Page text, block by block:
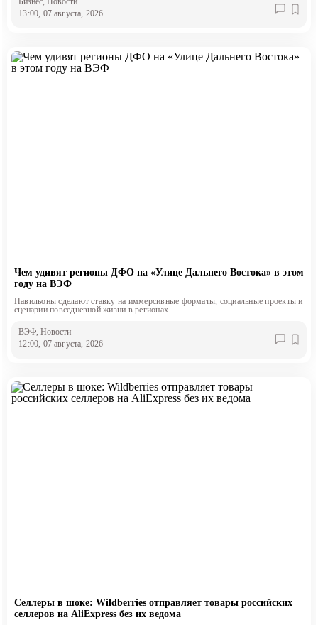
13:00, 07 августа, 2026
Чем удивят регионы ДФО на «Улице Дальнего Востока» в этом
году на ВЭФ
Павильоны сделают ставку на иммерсивные форматы, социальные проекты и
сценарии повседневной жизни в регионах
ВЭФ, Новости
12:00, 07 августа, 2026
Селлеры в шоке: Wildberries отправляет товары российских
селлеров на AliExpress без их ведома